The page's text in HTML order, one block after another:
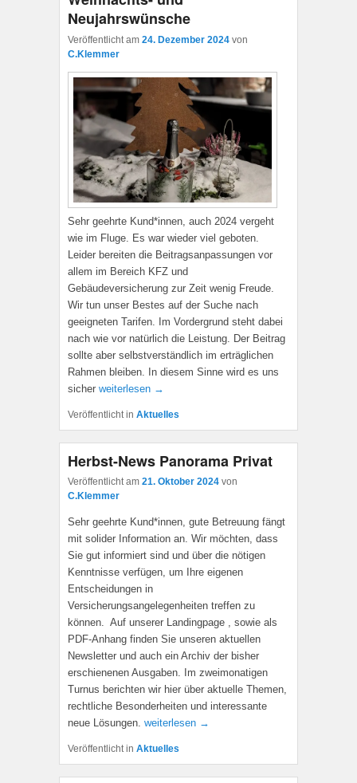
Neujahrswünsche
Veröffentlicht am 24. Dezember 2024 von
C.Klemmer
Sehr geehrte Kund*innen, auch 2024 vergeht
wie im Fluge. Es war wieder viel geboten.
Leider bereiten die Beitragsanpassungen vor
allem im Bereich KFZ und
Gebäudeversicherung zur Zeit wenig Freude.
Wir tun unser Bestes auf der Suche nach
geeigneten Tarifen. Im Vordergrund steht dabei
nach wie vor natürlich die Leistung. Der Beitrag
sollte aber selbstverständlich im erträglichen
Rahmen bleiben. In diesem Sinne wird es uns
sicher weiterlesen →
Veröffentlicht in Aktuelles
Herbst-News Panorama Privat
Veröffentlicht am 21. Oktober 2024 von
C.Klemmer
Sehr geehrte Kund*innen, gute Betreuung fängt
mit solider Information an. Wir möchten, dass
Sie gut informiert sind und über die nötigen
Kenntnisse verfügen, um Ihre eigenen
Entscheidungen in
Versicherungsangelegenheiten treffen zu
können. Auf unserer Landingpage , sowie als
PDF-Anhang finden Sie unseren aktuellen
Newsletter und auch ein Archiv der bisher
erschienenen Ausgaben. Im zweimonatigen
Turnus berichten wir hier über aktuelle Themen,
rechtliche Besonderheiten und interessante
neue Lösungen. weiterlesen →
Veröffentlicht in Aktuelles